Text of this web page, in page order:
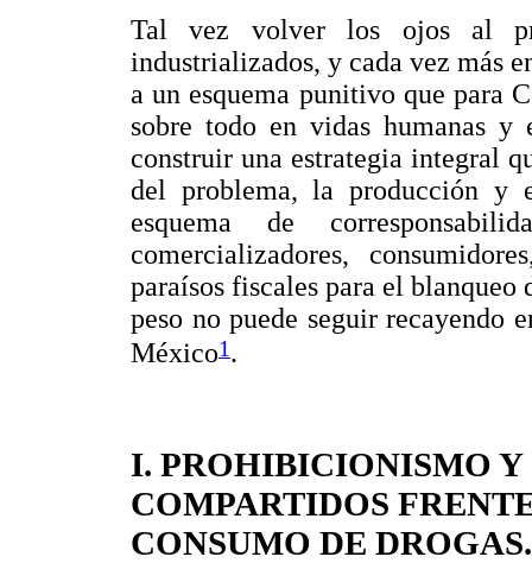
Tal vez volver los ojos al
industrializados, y cada vez más
a un esquema punitivo que para
sobre todo en vidas humanas y
construir una estrategia integral
del problema, la producción y
esquema de
comercializadores,
paraísos fiscales para el
peso no puede seguir recayendo
México1.
I. PROHIBICIONISMO Y
COMPARTIDOS
CONSUMO DE DROGAS.